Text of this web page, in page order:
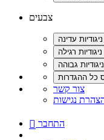
צבעים
צור קשר
נגישות
 התחבר